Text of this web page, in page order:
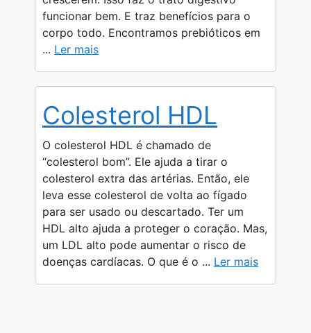
funcionar bem. E traz benefícios para o
corpo todo. Encontramos prebióticos em
... Ler mais
Colesterol HDL
O colesterol HDL é chamado de
“colesterol bom”. Ele ajuda a tirar o
colesterol extra das artérias. Então, ele
leva esse colesterol de volta ao fígado
para ser usado ou descartado. Ter um
HDL alto ajuda a proteger o coração. Mas,
um LDL alto pode aumentar o risco de
doenças cardíacas. O que é o ... Ler mais